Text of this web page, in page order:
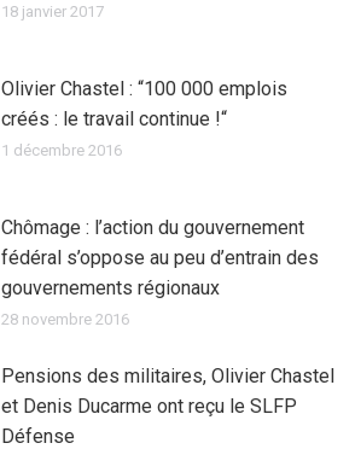
18 janvier 2017
Olivier Chastel : “100 000 emplois
créés : le travail continue !“
1 décembre 2016
Chômage : l’action du gouvernement
fédéral s’oppose au peu d’entrain des
gouvernements régionaux
28 novembre 2016
Pensions des militaires, Olivier Chastel
et Denis Ducarme ont reçu le SLFP
Défense